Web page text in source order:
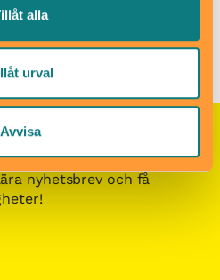
alla
urval
Avvisa
i Stockholm / Babydisco
nyhetsbrev och få